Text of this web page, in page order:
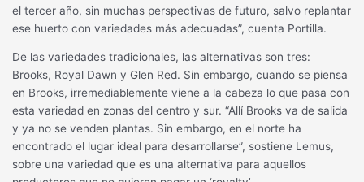
el tercer año, sin muchas perspectivas de futuro, salvo replantar
ese huerto con variedades más adecuadas”, cuenta Portilla.
De las variedades tradicionales, las alternativas son tres:
Brooks, Royal Dawn y Glen Red. Sin embargo, cuando se piensa
en Brooks, irremediablemente viene a la cabeza lo que pasa con
esta variedad en zonas del centro y sur. “Allí Brooks va de salida
y ya no se venden plantas. Sin embargo, en el norte ha
encontrado el lugar ideal para desarrollarse”, sostiene Lemus,
sobre una variedad que es una alternativa para aquellos